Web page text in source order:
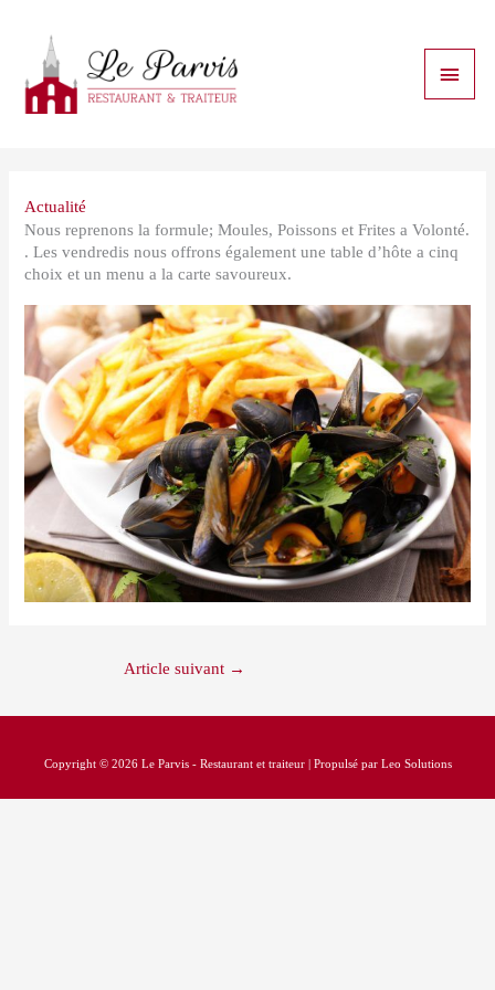
contenu
Actualité
Nous reprenons la formule; Moules, Poissons et Frites a Volonté.
. Les vendredis nous offrons également une table d’hôte a cinq
choix et un menu a la carte savoureux.
Article suivant →
Copyright © 2026 Le Parvis - Restaurant et traiteur | Propulsé par Leo Solutions